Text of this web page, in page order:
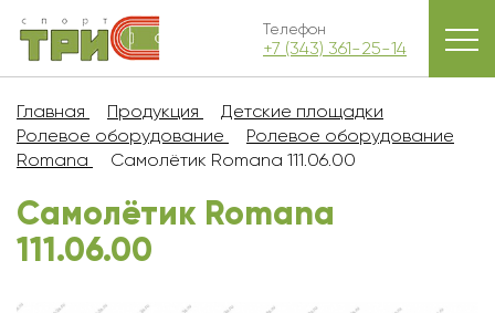
Телефон
+7 (343) 361-25-14
Главная Продукция
Детские площадки
Ролевое оборудование
Ролевое оборудование
Romana
Самолётик Romana 111.06.00
Самолётик Romana
111.06.00